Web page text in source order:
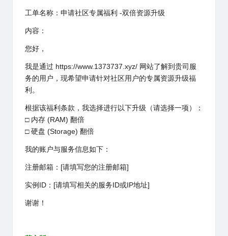
工单名称：申请社区专属福利 -双倍资源升级
内容：
您好，
我是通过 https://www.1373737.xyz/ 网站了解到贵司服
务的用户，现希望申请针对社区用户的专属资源升级福
利。
根据该福利条款，我选择进行以下升级（请选择一项）：
□ 内存 (RAM) 翻倍
□ 硬盘 (Storage) 翻倍
我的账户与服务信息如下：
注册邮箱：[请填写您的注册邮箱]
实例ID：[请填写相关的服务ID或IP地址]
谢谢！